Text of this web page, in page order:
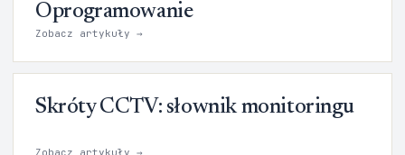
Oprogramowanie
Zobacz artykuły →
Skróty CCTV: słownik monitoringu
Zobacz artykuły →